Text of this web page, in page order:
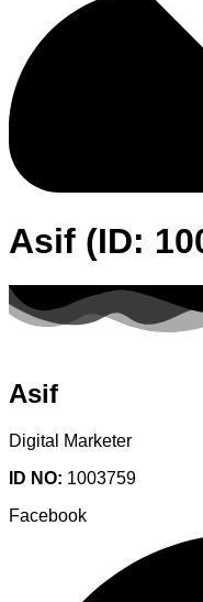
Asif (ID:
Asif
Digital Marketer
ID NO: 1003759
Facebook